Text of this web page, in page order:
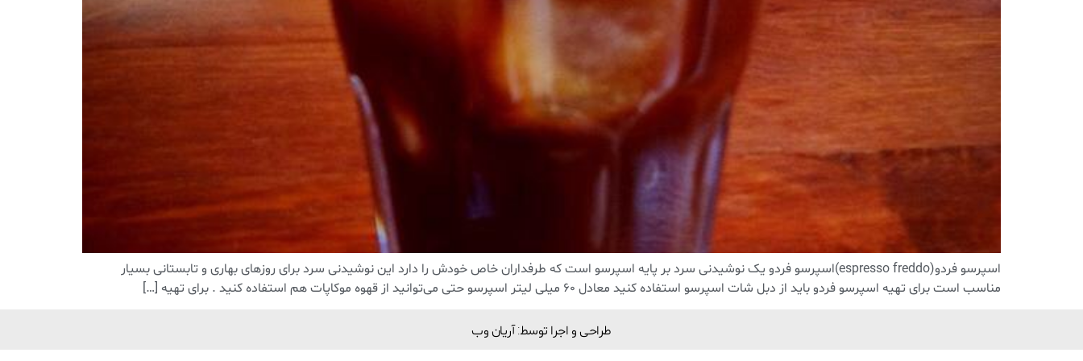
اسپرسو فردو(espresso freddo)اسپرسو فردو یک نوشیدنی سرد بر پایه اسپرسو است که طرفداران خاص خودش را دارد این نوشیدنی سرد برای روزهای بهاری و تابستانی بسیار
مناسب است برای تهیه اسپرسو فردو باید از دبل شات اسپرسو استفاده کنید معادل ۶۰ میلی لیتر اسپرسو حتی می‌توانید از قهوه موکاپات هم استفاده کنید . برای تهیه […]
طراحی و اجرا توسط: آریان وب